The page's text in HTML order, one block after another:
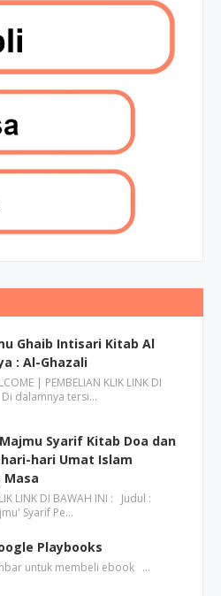
Ghaib Intisari Kitab Al
: Al-Ghazali
| PEMBELIAN KLIK LINK DI
dalamnya tersi…
Syarif Kitab Doa dan
hari Umat Islam
Masa
LINK DI BAWAH INI : Judul :
Syarif Pe…
Playbooks
untuk membeli ebook …